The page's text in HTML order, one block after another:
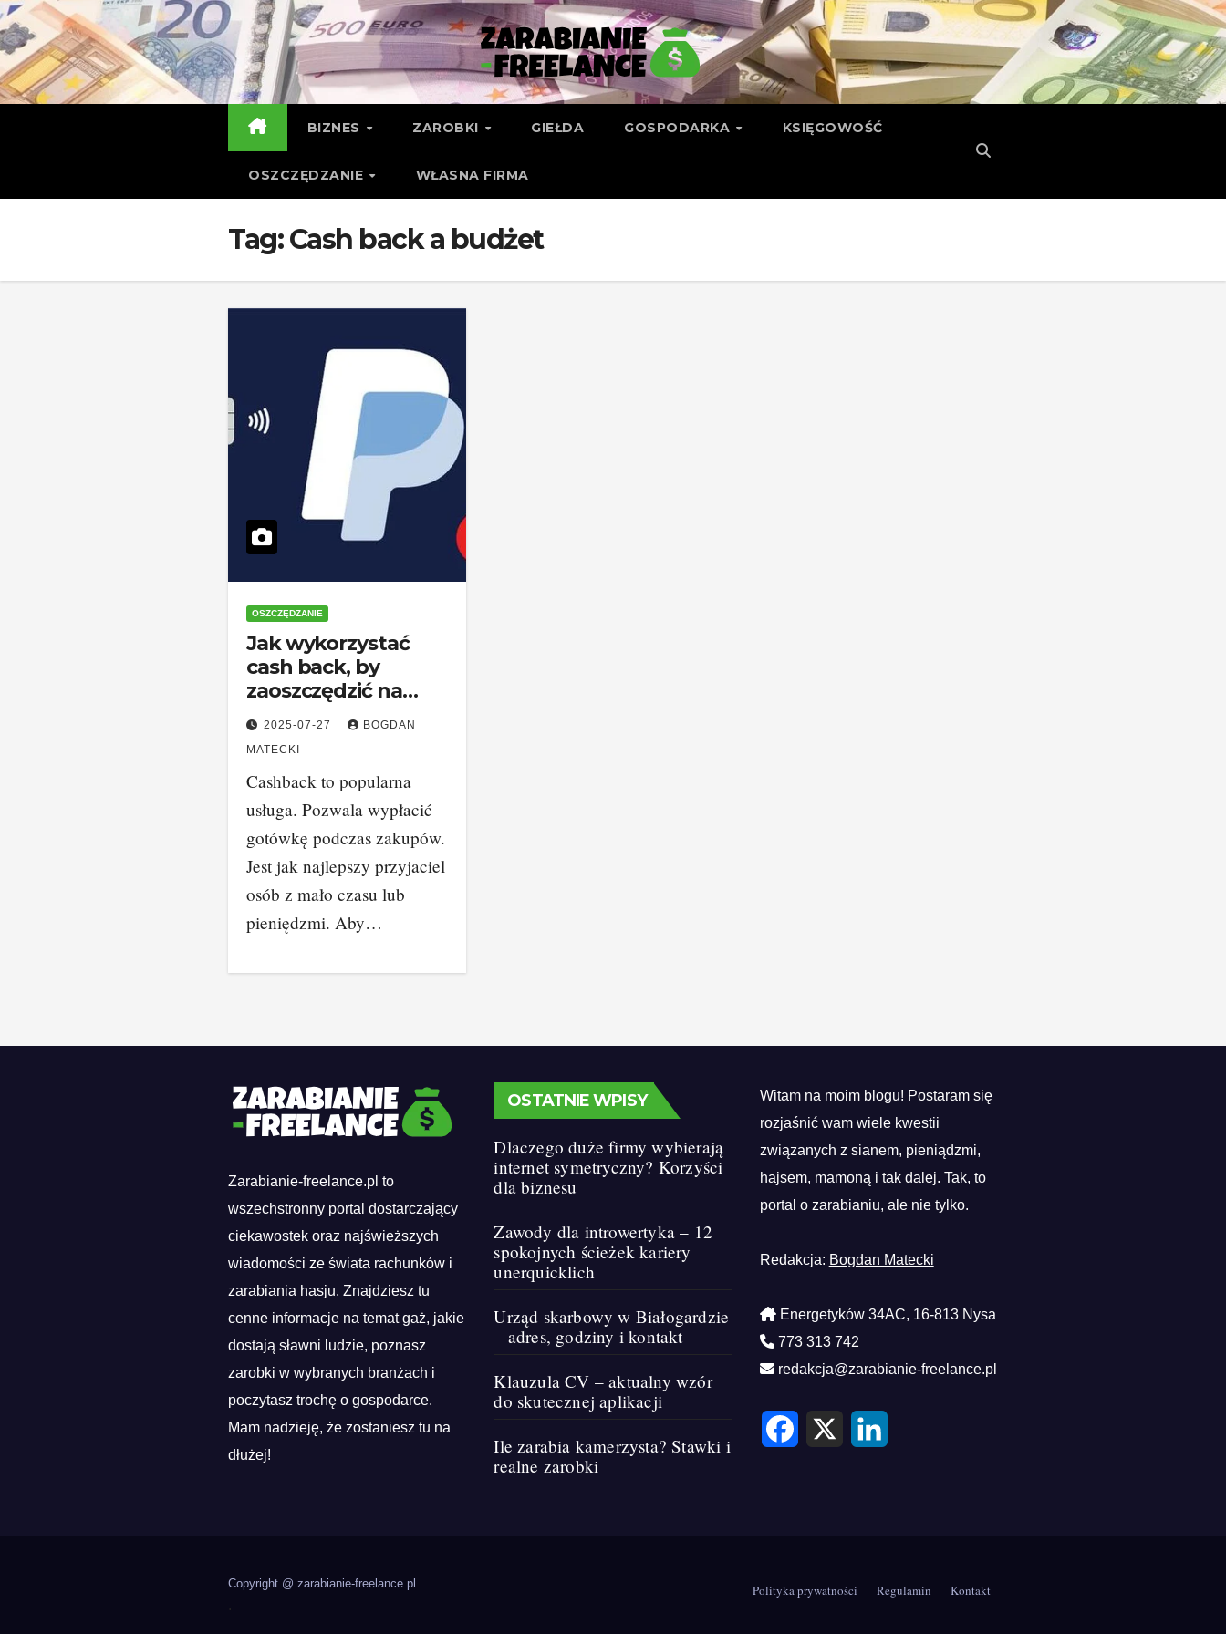
Skip
to
content
BIZNES ZAROBKI GIEŁDA GOSPODARKA KSIĘGOWOŚĆ
OSZCZĘDZANIE WŁASNA FIRMA
Tag:Cash back a budżet
OSZCZĘDZANIE
Jak wykorzystać
cash back, by
zaoszczędzić na
codziennych
zakupach?
2025-07-27
BOGDAN
MATECKI
Cashback to popularna
usługa. Pozwala wypłacić
gotówkę podczas zakupów.
Jest jak najlepszy przyjaciel
osób z mało czasu lub
pieniędzmi. Aby…
Zarabianie-freelance.pl to
wszechstronny portal dostarczający
ciekawostek oraz najświeższych
wiadomości ze świata rachunków i
zarabiania hasju. Znajdziesz tu
cenne informacje na temat gaż, jakie
dostają sławni ludzie, poznasz
zarobki w wybranych branżach i
poczytasz trochę o gospodarce.
Mam nadzieję, że zostaniesz tu na
dłużej!
OSTATNIE WPISY
Dlaczego duże firmy wybierają
internet symetryczny? Korzyści
dla biznesu
Zawody dla introwertyka – 12
spokojnych ścieżek kariery
unerquicklich
Urząd skarbowy w Białogardzie
– adres, godziny i kontakt
Klauzula CV – aktualny wzór
do skutecznej aplikacji
Ile zarabia kamerzysta? Stawki i
realne zarobki
Witam na moim blogu! Postaram się
rozjaśnić wam wiele kwestii
związanych z sianem, pieniądzmi,
hajsem, mamoną i tak dalej. Tak, to
portal o zarabianiu, ale nie tylko.
Redakcja: Bogdan Matecki
Energetyków 34AC, 16-813 Nysa
773 313 742
redakcja@zarabianie-freelance.pl
F
c
X
L
n
Copyright @ zarabianie-freelance.pl
.
Polityka prywatności Regulamin Kontakt